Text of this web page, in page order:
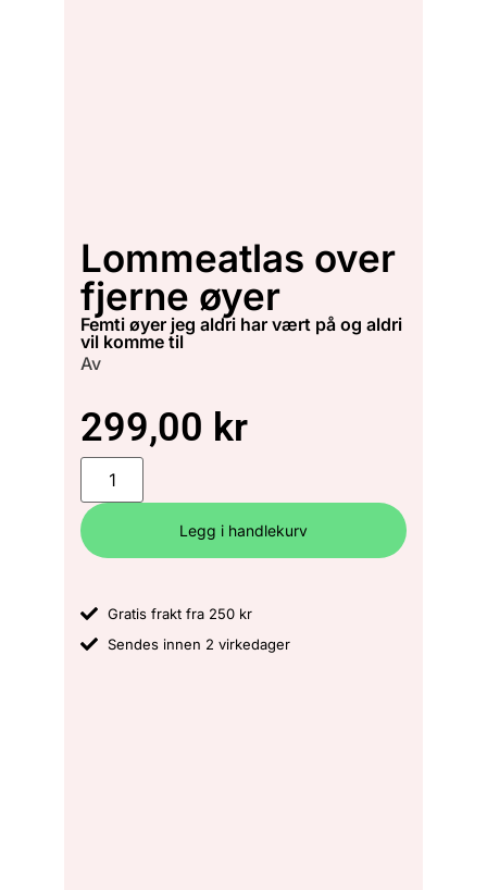
Lommeatlas over
fjerne øyer
femti øyer jeg aldri har vært på og aldri
vil komme til
Av
299,00 kr
Legg i handlekurv
Gratis frakt fra 250 kr
Sendes innen 2 virkedager